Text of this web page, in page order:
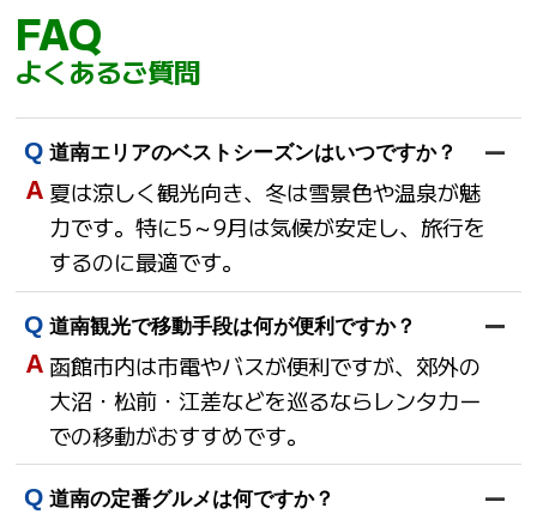
FAQ
よくあるご質問
道南エリアのベストシーズンはいつですか？
夏は涼しく観光向き、冬は雪景色や温泉が魅
力です。特に5～9月は気候が安定し、旅行を
するのに最適です。
道南観光で移動手段は何が便利ですか？
函館市内は市電やバスが便利ですが、郊外の
大沼・松前・江差などを巡るならレンタカー
での移動がおすすめです。
道南の定番グルメは何ですか？